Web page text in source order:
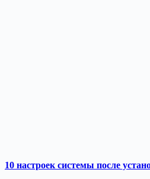
10 настроек системы после